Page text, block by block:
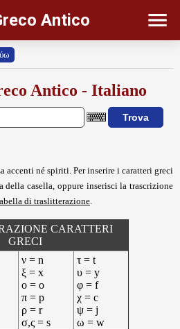
Antico
Antico - Italiano
accenti né spiriti. Per inserire i caratteri greci
della casella, oppure inserisci la trascrizione
di traslitterazione
CARATTERI
GRECI
ν = n
ξ = x
ο = o
π = p
ρ = r
σ,ς = s
τ = t
υ = y
φ = f
χ = c
ψ = j
ω = w